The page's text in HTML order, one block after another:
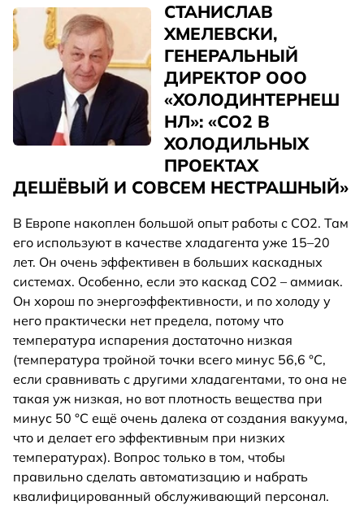
СТАНИСЛАВ
ХМЕЛЕВСКИ,
ГЕНЕРАЛЬНЫЙ
ДИРЕКТОР ООО
«ХОЛОДИНТЕРНЕШ
НЛ»: «СО2 В
ХОЛОДИЛЬНЫХ
ПРОЕКТАХ
ДЕШЁВЫЙ И СОВСЕМ НЕСТРАШНЫЙ»
В Европе накоплен большой опыт работы с СО2. Там
его используют в качестве хладагента уже 15–20
лет. Он очень эффективен в больших каскадных
системах. Особенно, если это каскад СО2 – аммиак.
Он хорош по энергоэффективности, и по холоду у
него практически нет предела, потому что
температура испарения достаточно низкая
(температура тройной точки всего минус 56,6 °С,
если сравнивать с другими хладагентами, то она не
такая уж низкая, но вот плотность вещества при
минус 50 °С ещё очень далека от создания вакуума,
что и делает его эффективным при низких
температурах). Вопрос только в том, чтобы
правильно сделать автоматизацию и набрать
квалифицированный обслуживающий персонал.